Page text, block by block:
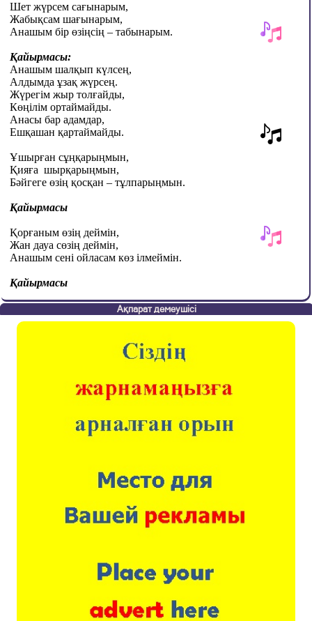
Шет жүрсем сағынарым,
Жабықсам шағынарым,
Анашым бір өзіңсің – табынарым.
Қайырмасы:
Анашым шалқып күлсең,
Алдымда ұзақ жүрсең.
Жүрегім жыр толғайды,
Көңілім ортаймайды.
Анасы бар адамдар,
Ешқашан қартаймайды.
Ұшырған сұңқарыңмын,
Қияға шырқарыңмын,
Бәйгеге өзің қосқан – тұлпарыңмын.
Қайырмасы
Қорғаным өзің деймін,
Жан дауа сөзің деймін,
Анашым сені ойласам көз ілмеймін.
Қайырмасы
Ақпарат демеушісі